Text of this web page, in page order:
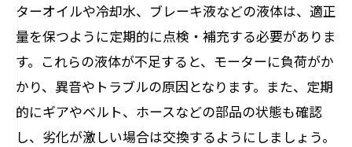
ターオイルや冷却水、ブレーキ液などの液体は、適正
量を保つように定期的に点検・補充する必要がありま
す。これらの液体が不足すると、モーターに負荷がか
かり、異音やトラブルの原因となります。また、定期
的にギアやベルト、ホースなどの部品の状態も確認
し、劣化が激しい場合は交換するようにしましょう。